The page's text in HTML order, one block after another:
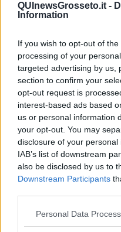
QUInewsGrosseto.it -
Information
If you wish to opt-out of
processing of your
targeted advertising by us,
section to confirm your
opt-out request is
interest-based ads based
us or personal information
your opt-out. You may
disclosure of your
IAB’s list of downstream
also be disclosed by us to
Downstream Participants
Personal Data
​Il diritto ad essere
​Il pensiero dicotomico e la
​La Clownterapia
​Differenze tra persone
L’invisibile fatica mentale
Vacanze a km zero
​Buone Vacan(si)e!
​Il lato positivo delle cose
​Storie antiche di tempi
​Quello che alle mamme
Adultescenza
Homo imbecillis
​4 anni di Blog
Quando il silenzio è
​Il passato, questo
​Clima ballerino e sbalzi
​L’uomo o l’orso?
Non hanno un amico a